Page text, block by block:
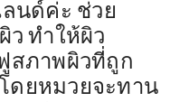
นด์ค่ะ ช่วย
ว ทำให้ผิว
สภาพผิวที่ถูก
ดยหมวยจะทาน